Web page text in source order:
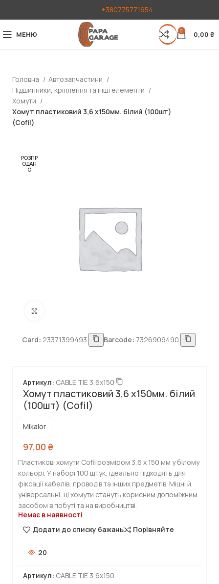
+380775771654
МЕНЮ 0 0,00 ₴
Головна
Автозапчастини
Підшипники, кріплення та інші елементи
Хомути
Хомут пластиковий 3,6 х150мм. білий (100шт)
(Cofil)
РОЗПР
ОДАН
О
Card: 23371399493 Barcode: 7326909490
Хомут пластиковий 3,6 х150мм. білий
(100шт) (Cofil)
Артикул: CABLE TIE 3,6х150
Mikalor
97,00 ₴
Пластикові хомути Cofil розміром 3,6 х 150 мм у білому
кольорі. У наборі 100 штук, ідеально підходять для
фіксації кабелів, проводів та інших предметів. Міцні й
універсальні, ці хомути стануть корисним допоміжним
засобом в побуті та на виробництві.
Немає в наявності
Додати до списку бажань
Порівняйте
20
Артикул: CABLE TIE 3,6х150